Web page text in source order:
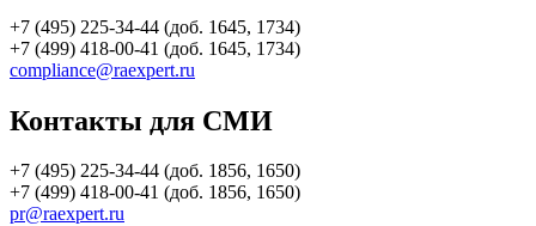
+7 (495) 225-34-44 (доб. 1645, 1734)
+7 (499) 418-00-41 (доб. 1645, 1734)
compliance@raexpert.ru
Контакты для СМИ
+7 (495) 225-34-44 (доб. 1856, 1650)
+7 (499) 418-00-41 (доб. 1856, 1650)
pr@raexpert.ru